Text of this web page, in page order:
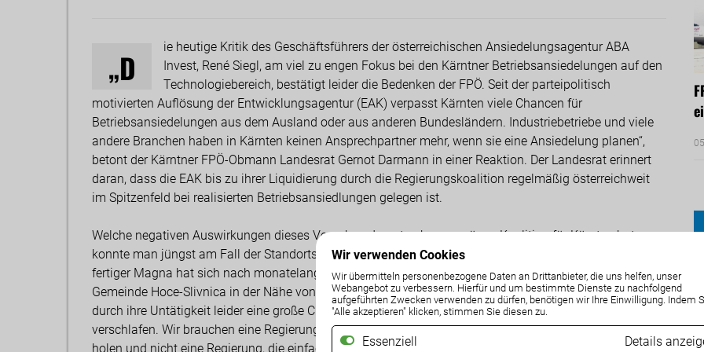
Wir verwenden Cookies
Wir übermitteln personenbezogene Daten an Drittanbieter, die uns helfen, unser
Webangebot zu verbessern. Hierfür und um bestimmte Dienste zu nachfolgend
aufgeführten Zwecken verwenden zu dürfen, benötigen wir Ihre Einwilligung. Indem
"Alle akzeptieren" klicken, stimmen Sie diesen zu.
Essenziell Details
„D
ie heutige Kritik des Geschäftsführers der österreichischen Ansiedelungsagentur ABA
Invest, René Siegl, am viel zu engen Fokus bei den Kärntner Betriebsansiedelungen auf den
Technologiebereich, bestätigt leider die Bedenken der FPÖ. Seit der parteipolitisch
motivierten Auflösung der Entwicklungsagentur (EAK) verpasst Kärnten viele Chancen für
Betriebsansiedelungen aus dem Ausland oder aus anderen Bundesländern. Industriebetriebe und viele
andere Branchen haben in Kärnten keinen Ansprechpartner mehr, wenn sie eine Ansiedelung planen“,
betont der Kärntner FPÖ-Obmann Landesrat Gernot Darmann in einer Reaktion. Der Landesrat erinnert
daran, dass die EAK bis zu ihrer Liquidierung durch die Regierungskoalition regelmäßig österreichweit
im Spitzenfeld bei realisierten Betriebsansiedlungen gelegen ist.
Welche negativen Auswirkungen dieses Vorgehen der rot-schwarz-grünen Koalition für Kärnten hat,
konnte man jüngst am Fall der Standortsuche von Magna Steyr sehen. „Der Automobilzulieferer und -
fertiger Magna hat sich nach monatelanger Suche laut Medienberichten für einen neuen Standort in der
Gemeinde Hoce-Slivnica in der Nähe von Marburg entschieden. Die Kärntner Stillstandkoalition hat
durch ihre Untätigkeit leider eine große Chance vertan und die Schaffung tausender neuer Arbeitsplätze
verschlafen. Wir brauchen eine Regierung, die alles daran setzt, neue Ansiedelungen nach Kärnten zu
holen und nicht eine Regierung, die einfach den Kopf in den Sand steckt“, so Darmann, der im Fall von